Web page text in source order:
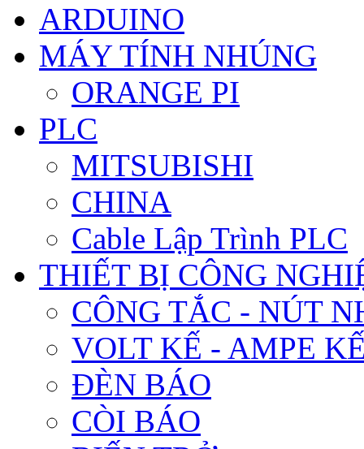
ARDUINO
MÁY TÍNH NHÚNG
ORANGE PI
PLC
MITSUBISHI
CHINA
Cable Lập Trình PLC
THIẾT BỊ CÔNG
CÔNG TẮC - NÚT
VOLT KẾ - AMPE
ĐÈN BÁO
CÒI BÁO